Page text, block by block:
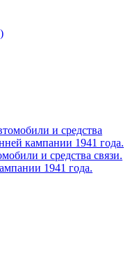
и средства связи.
1941 года.